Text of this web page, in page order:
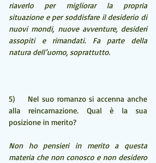
riaverlo per migliorar la propria
situazione e per soddisfare il desiderio di
nuovi mondi, nuove avventure, desideri
assopiti e rimandati. Fa parte della
natura dell’uomo, soprattutto.
5)    Nel suo romanzo si accenna anche
alla reincarnazione. Qual è la sua
posizione in merito?
Non ho pensieri in merito a questa
materia che non conosco e non desidero